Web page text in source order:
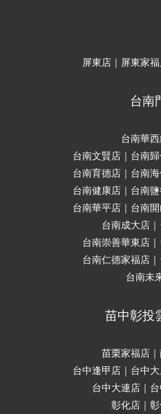
屏東店｜屏東家
台南
台南華
台南文賢店｜台南
台南育德店｜台南
台南健康店｜台南
台南華平店｜台南
台南成大店
台南崇善華東店
台南仁德家福店
台南未
苗中彰投
苗栗家福店
台中逢甲店｜台中
台中大連店｜
彰化店｜